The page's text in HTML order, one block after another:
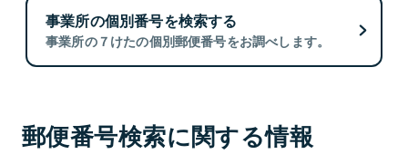
事業所の個別番号を検索する
事業所の７けたの個別郵便番号をお調べします。
郵便番号検索に関する情報